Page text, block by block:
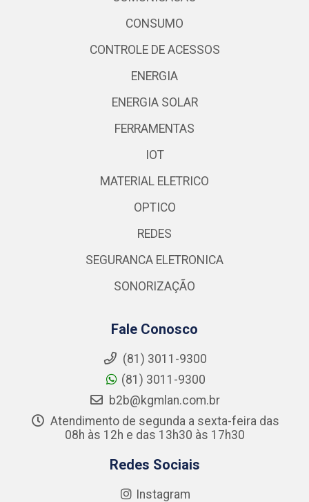
CONSUMO
CONTROLE DE ACESSOS
ENERGIA
ENERGIA SOLAR
FERRAMENTAS
IOT
MATERIAL ELETRICO
OPTICO
REDES
SEGURANCA ELETRONICA
SONORIZAÇÃO
Fale Conosco
(81) 3011-9300
(81) 3011-9300
b2b@kgmlan.com.br
Atendimento de segunda a sexta-feira das
08h às 12h e das 13h30 às 17h30
Redes Sociais
Instagram